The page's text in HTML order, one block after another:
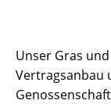
Unser Gras
Vertragsanbau